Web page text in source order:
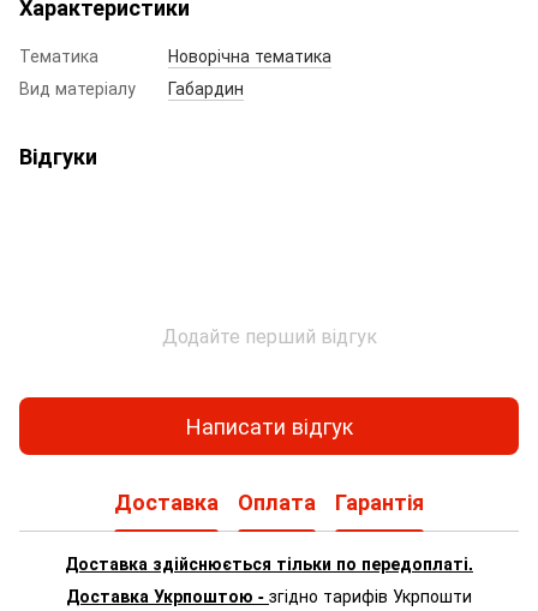
Характеристики
Тематика
Новорічна тематика
Вид матеріалу
Габардин
Відгуки
Додайте перший відгук
Написати відгук
Доставка Оплата Гарантія
Доставка здійснюється тільки по передоплаті.
Доставка Укрпоштою - згідно тарифів Укрпошти